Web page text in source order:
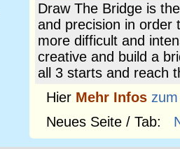
Draw The Bridge is
and precision in order
more difficult and
creative and build a
all 3 starts and reach
Hier Mehr Infos
Neues Seite / Tab: